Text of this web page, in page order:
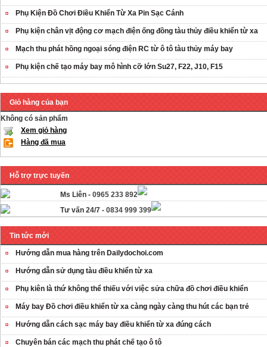
Phụ Kiện Đồ Chơi Điều Khiển Từ Xa Pin Sạc Cánh
Phụ kiện chân vịt động cơ mạch điện ống đồng tàu thủy điều khiển từ xa
Mạch thu phát hồng ngoại sóng điện RC từ ô tô tàu thủy máy bay
Phụ kiện chế tạo máy bay mô hình cỡ lớn Su27, F22, J10, F15
Giỏ hàng của bạn
Không có sản phẩm
Xem giỏ hàng
Hàng đã mua
Hỗ trợ trực tuyến
Ms Liên - 0965 233 892
Tư vấn 24/7 - 0834 999 399
Tin tức mới
Hướng dẫn mua hàng trên Dailydochoi.com
Hướng dẫn sử dụng tàu điều khiển từ xa
Phụ kiên là thứ không thể thiếu với việc sửa chữa đồ chơi điều khiển
Máy bay Đồ chơi điều khiển từ xa càng ngày càng thu hút các bạn trẻ
Hướng dẫn cách sạc máy bay điều khiển từ xa đúng cách
Chuyên bán các mạch thu phát chế tạo ô tô